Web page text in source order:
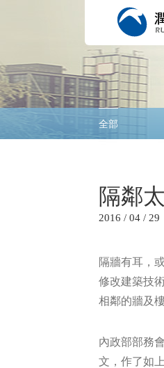
全部
隔鄰
2016 / 04 / 29
隔牆有耳，
修改建築技
相鄰的牆及
內政部部務
文，作了如